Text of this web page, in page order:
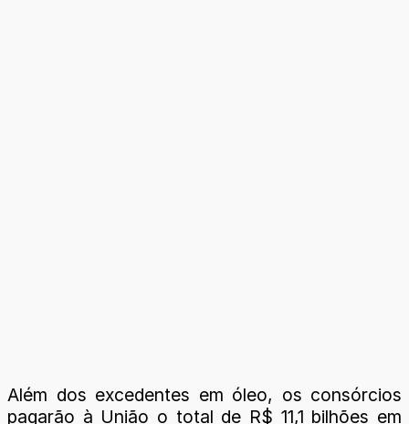
Além dos excedentes em óleo, os consórcios
pagarão à União o total de R$ 11,1 bilhões em